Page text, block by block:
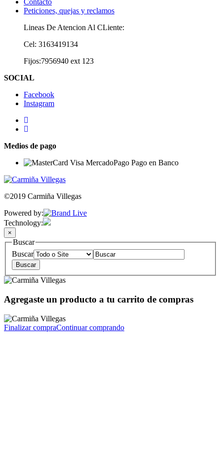
Peticiones, quejas y reclamos
Lineas De Atencion Al CLiente:
Cel: 3163419134
Fijos:7956940 ext 123
SOCIAL
Facebook
Instagram
Medios de pago
©2019 Carmiña Villegas
Powered by:
Technology:
×
Buscar
Buscar
Agregaste un producto a tu carrito de compras
Finalizar compraContinuar comprando